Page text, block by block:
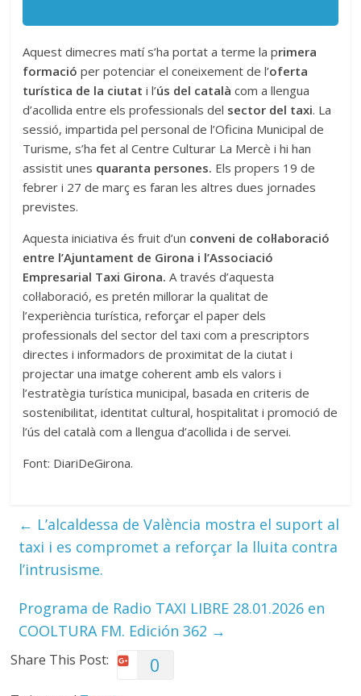
Aquest dimecres matí s’ha portat a terme la primera
formació per potenciar el coneixement de l’oferta
turística de la ciutat i l’ús del catalàcom a llengua
d’acollida entre els professionals del sector del taxi. La
sessió, impartida pel personal de l’Oficina Municipal de
Turisme, s’ha fet al Centre Culturar La Mercè i hi han
assistit unes quaranta persones. Els propers 19 de
febrer i 27 de març es faran les altres dues jornades
previstes.
Aquesta iniciativa és fruit d’un conveni de col·laboració
entre l’Ajuntament de Girona i l’Associació
Empresarial Taxi Girona.A través d’aquesta
col·laboració, es pretén millorar la qualitat de
l’experiència turística, reforçar el paper dels
professionals del sector del taxi com a prescriptors
directes i informadors de proximitat de la ciutat i
projectar una imatge coherent amb els valors i
l’estratègia turística municipal, basada en criteris de
sostenibilitat, identitat cultural, hospitalitat i promoció de
l’ús del català com a llengua d’acollida i de servei.
Font: DiariDeGirona.
← L’alcaldessa de València mostra el suport al
taxi i es compromet a reforçar la lluita contra
l’intrusisme.
Programa de Radio TAXI LIBRE 28.01.2026 en
COOLTURA FM. Edición 362 →
Share This Post: 0